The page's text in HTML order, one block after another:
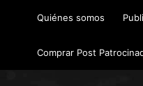
Quiénes somos
Comprar Post